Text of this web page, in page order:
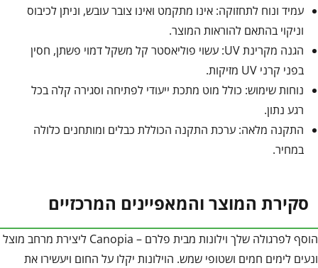
עמיד ונוח לתחזוקה: אינו מתקמט ואינו צובר עובש, וניתן לכיבוס
וניקוי בהתאם להוראות המוצר.
הגנה מקרינת UV: עשוי פוליאסטר קל משקל דמוי פשתן, חסין
בפני קרני UV מזיקות.
נוחות שימוש: כולל מוט מתכת ייעודי לפתיחה וסגירה קלה בכל
רגע נתון.
התקנה מלאה: ערכת התקנה הכוללת כבלים ומותחנים כלולה
במחיר.
סקירת המוצר והמאפיינים המרכזיים
הוסף לפרגולה שלך וילונות מבית פלרם – Canopia ליצירת מרחב מוצל
ונעים לימים חמים ושטופי שמש. הוילונות יקלו על החום ויעשירו את